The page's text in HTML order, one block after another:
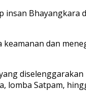
Bhayangkara
dan
Satpam,